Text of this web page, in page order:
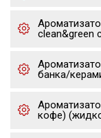
clean&green
банка/
кофе)